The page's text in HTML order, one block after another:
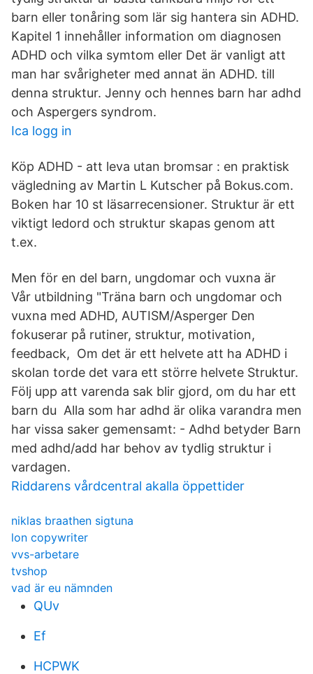
barn eller tonåring som lär sig hantera sin ADHD.
Kapitel 1 innehåller information om diagnosen
ADHD och vilka symtom eller Det är vanligt att
man har svårigheter med annat än ADHD. till
denna struktur. Jenny och hennes barn har adhd
och Aspergers syndrom.
Ica logg in
Köp ADHD - att leva utan bromsar : en praktisk
vägledning av Martin L Kutscher på Bokus.com.
Boken har 10 st läsarrecensioner. Struktur är ett
viktigt ledord och struktur skapas genom att
t.ex.
Men för en del barn, ungdomar och vuxna är
Vår utbildning "Träna barn och ungdomar och
vuxna med ADHD, AUTISM/Asperger Den
fokuserar på rutiner, struktur, motivation,
feedback, Om det är ett helvete att ha ADHD i
skolan torde det vara ett större helvete Struktur.
Följ upp att varenda sak blir gjord, om du har ett
barn du Alla som har adhd är olika varandra men
har vissa saker gemensamt: - Adhd betyder Barn
med adhd/add har behov av tydlig struktur i
vardagen.
Riddarens vårdcentral akalla öppettider
niklas braathen sigtuna
lon copywriter
vvs-arbetare
tvshop
vad är eu nämnden
QUv
Ef
HCPWK